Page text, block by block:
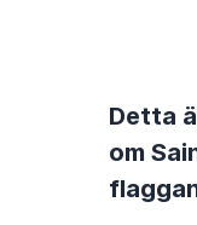
Detta
om